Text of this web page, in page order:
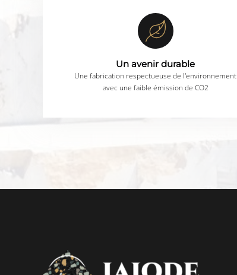
Un avenir durable
Une fabrication respectueuse de l'environnement
avec une faible émission de CO2